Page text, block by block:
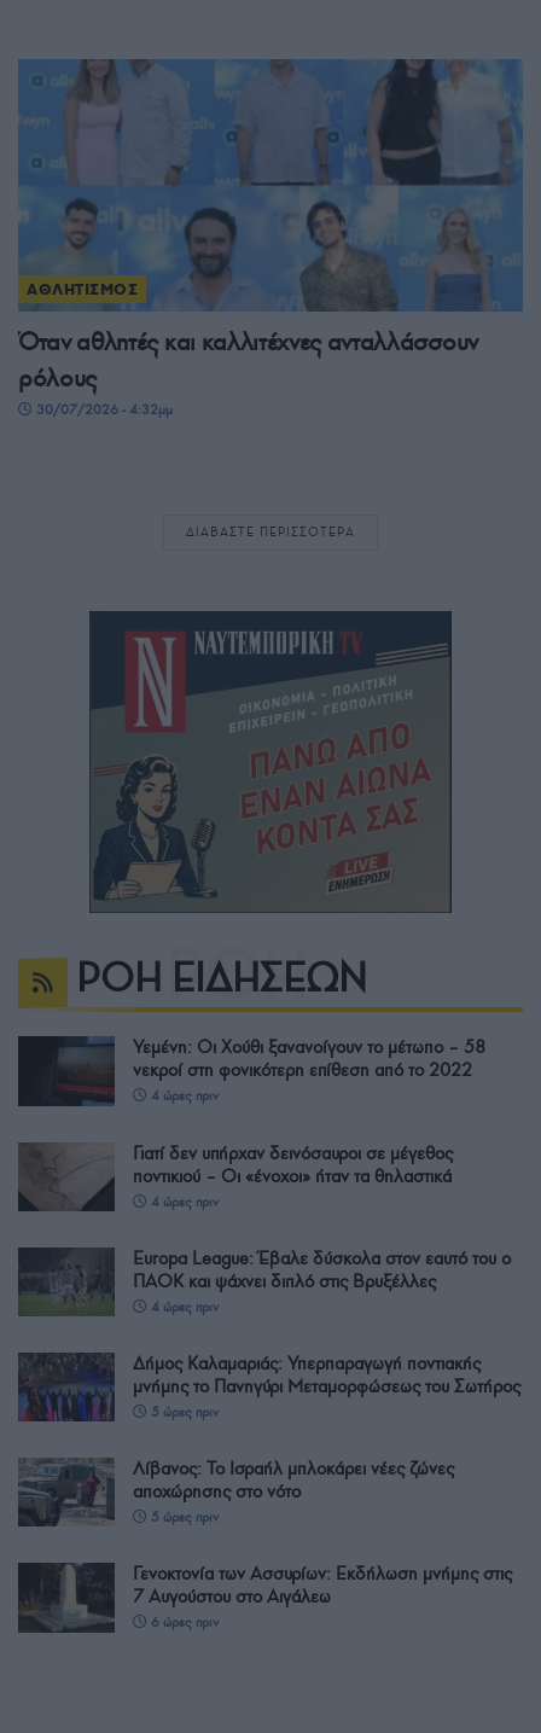
ΑΘΛΗΤΙΣΜΟΣ
Όταν αθλητές και καλλιτέχνες ανταλλάσσουν
ρόλους
30/07/2026 - 4:32μμ
ΔΙΑΒΑΣΤΕ ΠΕΡΙΣΣΟΤΕΡΑ
ΡΟΗ ΕΙΔΗΣΕΩΝ
Υεμένη: Οι Χούθι ξανανοίγουν το μέτωπο – 58
νεκροί στη φονικότερη επίθεση από το 2022
4 ώρες πριν
Γιατί δεν υπήρχαν δεινόσαυροι σε μέγεθος
ποντικιού – Οι «ένοχοι» ήταν τα θηλαστικά
4 ώρες πριν
Europa League: Έβαλε δύσκολα στον εαυτό του ο
ΠΑΟΚ και ψάχνει διπλό στις Βρυξέλλες
4 ώρες πριν
Δήμος Καλαμαριάς: Υπερπαραγωγή ποντιακής
μνήμης το Πανηγύρι Μεταμορφώσεως του Σωτήρος
5 ώρες πριν
Λίβανος: Το Ισραήλ μπλοκάρει νέες ζώνες
αποχώρησης στο νότο
5 ώρες πριν
Γενοκτονία των Ασσυρίων: Εκδήλωση μνήμης στις
7 Αυγούστου στο Αιγάλεω
6 ώρες πριν